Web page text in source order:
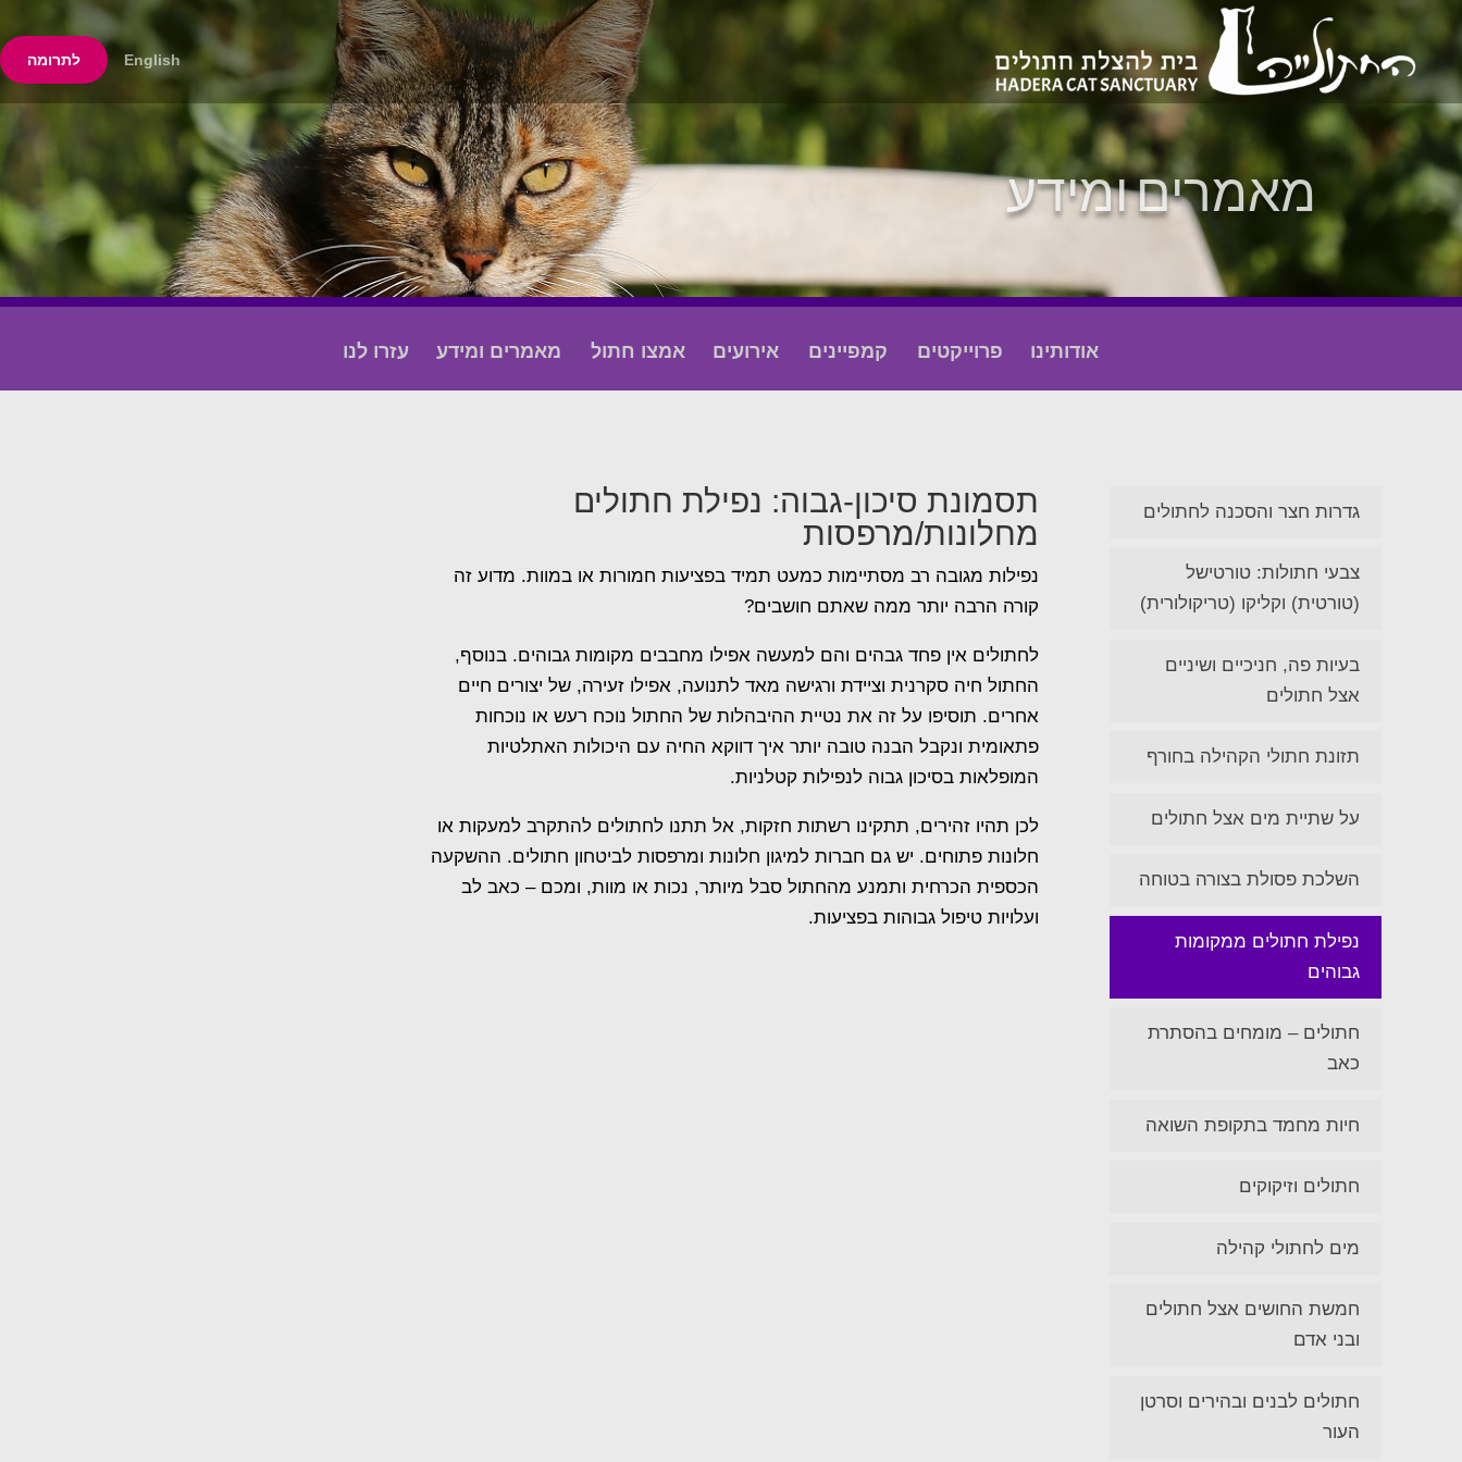
English לתרומה
מאמרים ומידע
אודותינו פרוייקטים קמפיינים אירועים אמצו חתול מאמרים ומידע עזרו לנו
תסמונת סיכון-גבוה: נפילת חתולים
מחלונות/מרפסות
נפילות מגובה רב מסתיימות כמעט תמיד בפציעות חמורות או במוות. מדוע זה
קורה הרבה יותר ממה שאתם חושבים?
לחתולים אין פחד גבהים והם למעשה אפילו מחבבים מקומות גבוהים. בנוסף,
החתול חיה סקרנית וציידת ורגישה מאד לתנועה, אפילו זעירה, של יצורים חיים
אחרים. תוסיפו על זה את נטיית ההיבהלות של החתול נוכח רעש או נוכחות
פתאומית ונקבל הבנה טובה יותר איך דווקא החיה עם היכולות האתלטיות
המופלאות בסיכון גבוה לנפילות קטלניות.
לכן תהיו זהירים, תתקינו רשתות חזקות, אל תתנו לחתולים להתקרב למעקות או
חלונות פתוחים. יש גם חברות למיגון חלונות ומרפסות לביטחון חתולים. ההשקעה
הכספית הכרחית ותמנע מהחתול סבל מיותר, נכות או מוות, ומכם – כאב לב
ועלויות טיפול גבוהות בפציעות.
גדרות חצר והסכנה לחתולים
צבעי חתולות: טורטישל
(טורטית) וקליקו (טריקולורית)
בעיות פה, חניכיים ושיניים
אצל חתולים
תזונת חתולי הקהילה בחורף
על שתיית מים אצל חתולים
השלכת פסולת בצורה בטוחה
נפילת חתולים ממקומות
גבוהים
חתולים – מומחים בהסתרת
כאב
חיות מחמד בתקופת השואה
חתולים וזיקוקים
מים לחתולי קהילה
חמשת החושים אצל חתולים
ובני אדם
חתולים לבנים ובהירים וסרטן
העור